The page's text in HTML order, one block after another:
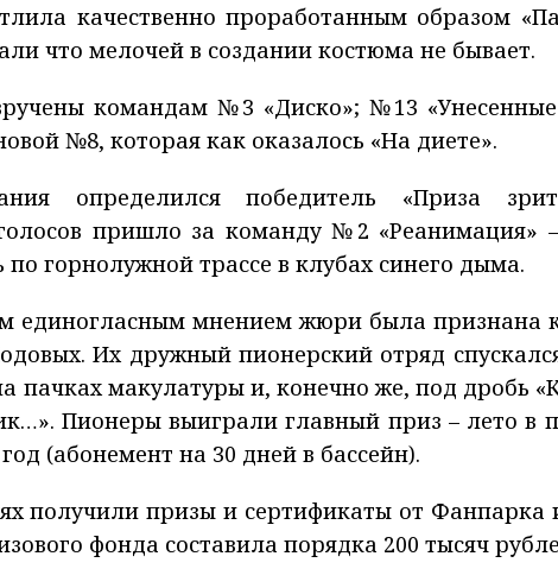
качественно проработанным образом
что мелочей в создании костюма не бывает.
командам №3 «Диско»; №13
№8, которая как оказалось «На диете».
определился победитель «Приза
пришло за команду №2 «Реанимация»
горнолужной трассе в клубах синего дыма.
единогласным мнением жюри была признана
Их дружный пионерский отряд
пачках макулатуры и, конечно же, под дробь
Пионеры выиграли главный приз – лето в
(абонемент на 30 дней в бассейн).
получили призы и сертификаты от Фанпарка
фонда составила порядка 200 тысяч